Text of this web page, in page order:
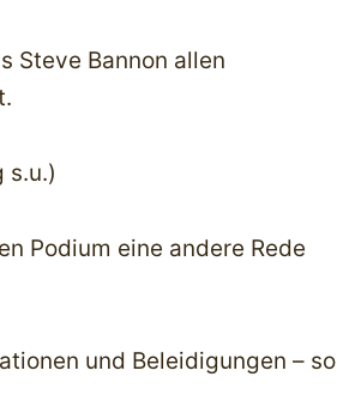
Steve Bannon allen
s.u.)
Podium eine andere Rede
und Beleidigungen – so